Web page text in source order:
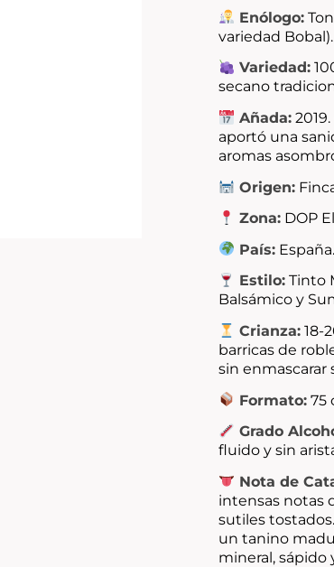
Enólogo:
variedad Bobal).
Variedad:
secano
Añada:
aportó una
aromas
Origen:
Zona: DOP
País: España.
Estilo: Tinto
Balsámico y
Crianza: 18-
barricas de
sin enmascarar
Formato: 75
Grado
fluido y sin
Nota de
intensas notas
sutiles
un tanino
mineral,